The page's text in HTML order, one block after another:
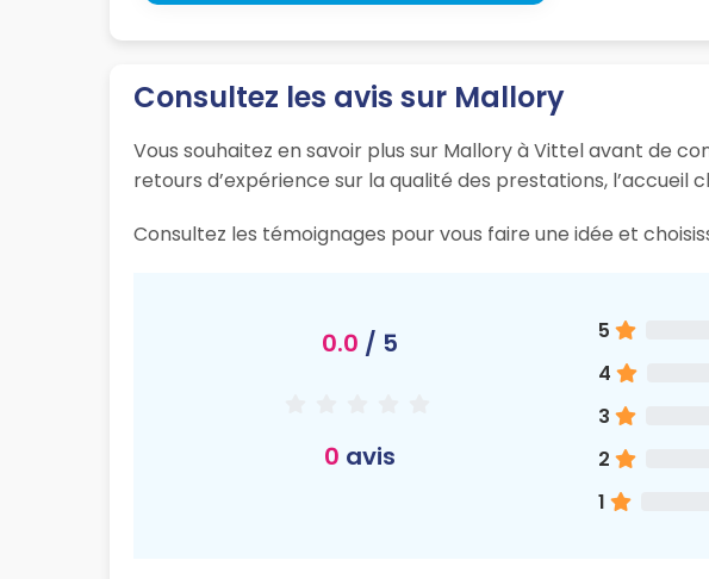
Consultez les avis sur Mallory
Vous souhaitez en savoir plus sur Mallory à Vittel avant de
retours d’expérience sur la qualité des prestations, l’accueil
Consultez les témoignages pour vous faire une idée et
0.0 / 5
0 avis
5
4
3
2
1